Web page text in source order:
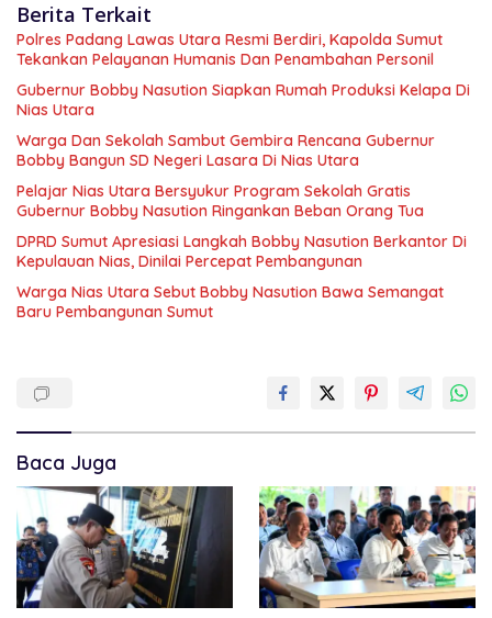
Berita Terkait
Polres Padang Lawas Utara Resmi Berdiri, Kapolda Sumut
Tekankan Pelayanan Humanis Dan Penambahan Personil
Gubernur Bobby Nasution Siapkan Rumah Produksi Kelapa Di
Nias Utara
Warga Dan Sekolah Sambut Gembira Rencana Gubernur
Bobby Bangun SD Negeri Lasara Di Nias Utara
Pelajar Nias Utara Bersyukur Program Sekolah Gratis
Gubernur Bobby Nasution Ringankan Beban Orang Tua
DPRD Sumut Apresiasi Langkah Bobby Nasution Berkantor Di
Kepulauan Nias, Dinilai Percepat Pembangunan
Warga Nias Utara Sebut Bobby Nasution Bawa Semangat
Baru Pembangunan Sumut
Baca Juga